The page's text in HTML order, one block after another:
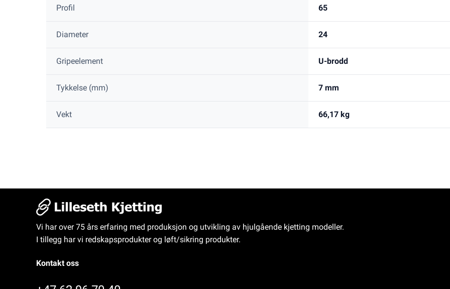
Profil 65
Diameter 24
Gripeelement U-brodd
Tykkelse (mm) 7 mm
Vekt 66,17 kg
Vi har over 75 års erfaring med produksjon og utvikling av hjulgående kjetting modeller.
I tillegg har vi redskapsprodukter og løft/sikring produkter.
Kontakt oss